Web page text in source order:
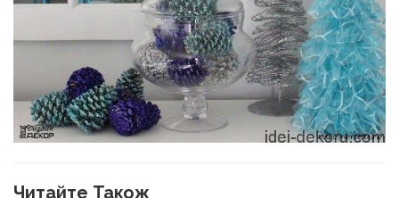
Читайте Також